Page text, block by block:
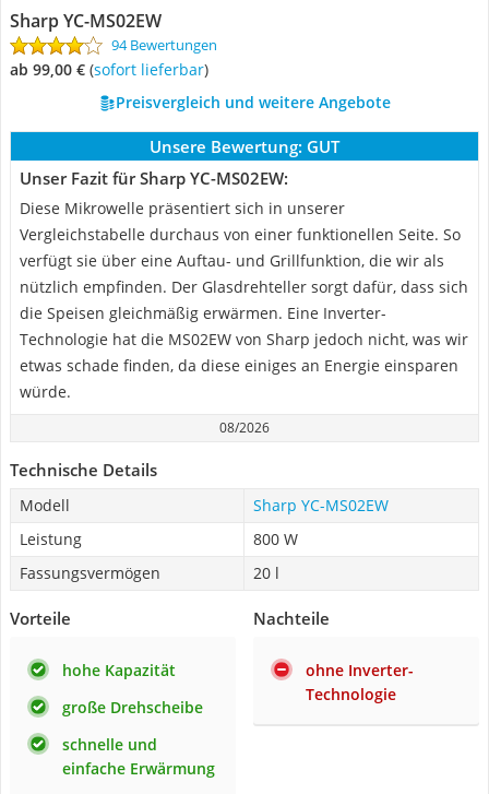
Sharp YC-MS02EW
94 Bewertungen
ab 99,00 € ( Sofort lieferbar)
Preisvergleich und weitere Angebote
Unsere Bewertung: GUT
Unser Fazit für Sharp YC-MS02EW:
Diese Mikrowelle präsentiert sich in unserer
Vergleichstabelle durchaus von einer funktionellen Seite. So
verfügt sie über eine Auftau- und Grillfunktion, die wir als
nützlich empfinden. Der Glasdrehteller sorgt dafür, dass sich
die Speisen gleichmäßig erwärmen. Eine Inverter-
Technologie hat die MS02EW von Sharp jedoch nicht, was wir
etwas schade finden, da diese einiges an Energie einsparen
würde.
08/2026
Technische Details
Modell
Sharp YC-MS02EW
Leistung
800 W
Fassungsvermögen
20 l
Vorteile
hohe Kapazität
große Drehscheibe
schnelle und
einfache Erwärmung
Nachteile
ohne Inverter-
Technologie